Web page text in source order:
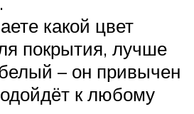
какой цвет
покрытия, лучше
– он привычен
к любому